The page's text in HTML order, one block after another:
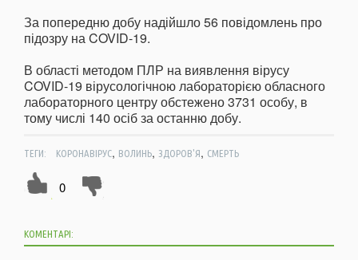
За попередню добу надійшло 56 повідомлень про
підозру на COVID-19.
В області методом ПЛР на виявлення вірусу
COVID-19 вірусологічною лабораторією обласного
лабораторного центру обстежено 3731 особу, в
тому числі 140 осіб за останню добу.
ТЕГИ: КОРОНАВІРУС, ВОЛИНЬ, ЗДОРОВ'Я, СМЕРТЬ
0
КОМЕНТАРІ: